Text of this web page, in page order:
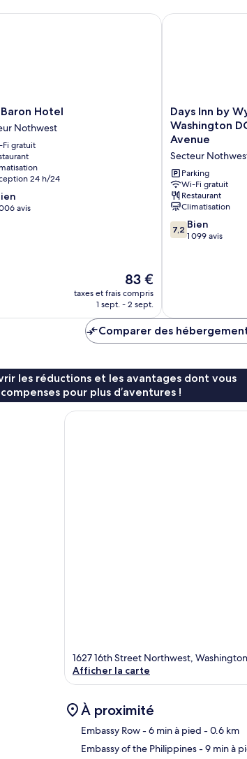
Chambre
Hotel
Nothwest
gratuit
24 h/24
avis
Le
nouveau
prix
de
83 €
83 €
taxes et frais compris
1 sept. - 2 sept.
Hotel
Days
Inn
by
Wyndham
Washington
DC/Connecticut
Avenue
Secteur
Nothwest
Days Inn by
Washington
Avenue
Secteur
Parking
Wi-Fi gratuit
Restaurant
Climatisation
7.2
sur
7,2 Bien
1 099 avis
Days Inn by
Comparer des
les réductions et les avantages dont vous
pour plus d’aventures !
1627 16th Street Northwest,
Afficher la carte
À proximité
Embassy Row- 6 min à pied - 0.6 km
Embassy of the Philippines- 9 min à